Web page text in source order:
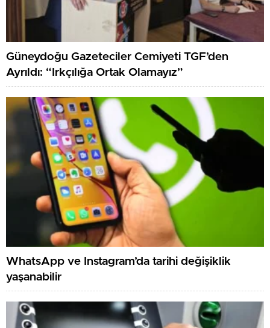
Güneydoğu Gazeteciler Cemiyeti TGF’den
Ayrıldı: “Irkçılığa Ortak Olamayız”
WhatsApp ve Instagram’da tarihi değişiklik
yaşanabilir